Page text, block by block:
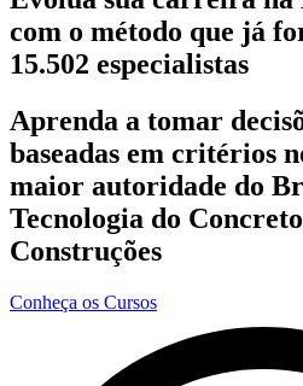
com o método que já
15.502 especialistas
Aprenda a tomar
baseadas em critérios
maior autoridade do
Tecnologia do
Construções
Conheça os Cursos